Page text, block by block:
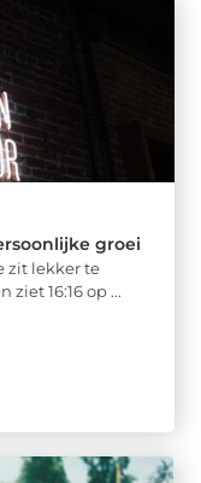
groei
zit lekker te
16:16 op ...